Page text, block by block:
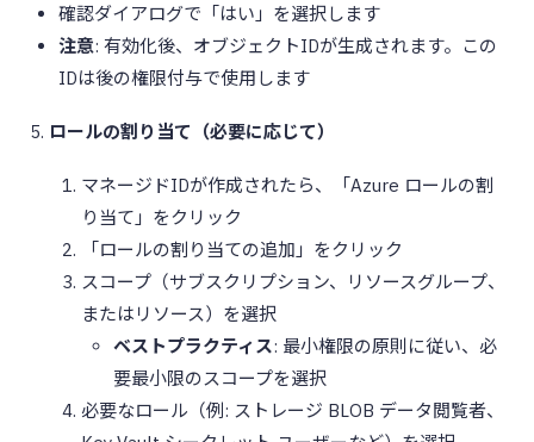
確認ダイアログで「はい」を選択します
注意: 有効化後、オブジェクトIDが生成されます。この
IDは後の権限付与で使用します
ロールの割り当て（必要に応じて）
マネージドIDが作成されたら、「Azure ロールの割
り当て」をクリック
「ロールの割り当ての追加」をクリック
スコープ（サブスクリプション、リソースグループ、
またはリソース）を選択
ベストプラクティス: 最小権限の原則に従い、必
要最小限のスコープを選択
必要なロール（例: ストレージ BLOB データ閲覧者、